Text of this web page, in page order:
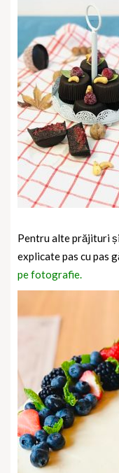
Pentru alte prăjituri
explicate pas cu pas
pe fotografie.